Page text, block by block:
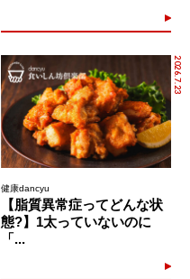
2026.7.23
健康dancyu
【脂質異常症ってどんな状
態?】1太っていないのに
「...